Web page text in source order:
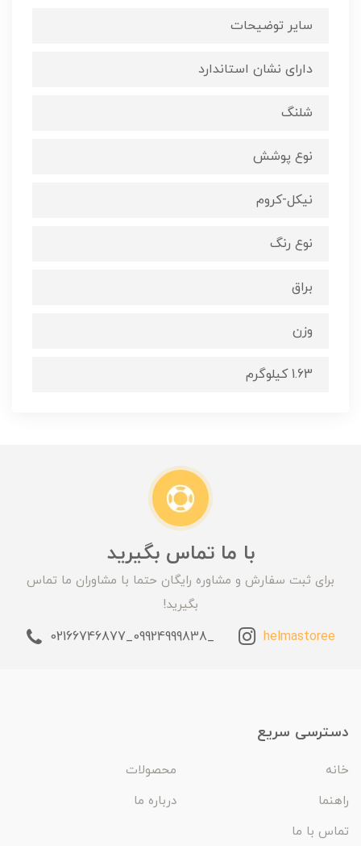
سایر توضیحات
دارای نشان استاندارد
شلنگ
نوع پوشش
نیکل-کروم
نوع رنگ
براق
وزن
1.63 کیلوگرم
با ما تماس بگیرید
برای ثبت سفارش و مشاوره رایگان حتما با مشاوران ما تماس
بگیرید!
helmastoree
_09924999838_02166746877
دسترسی سریع
خانه
محصولات
راهنما
درباره ما
تماس با ما